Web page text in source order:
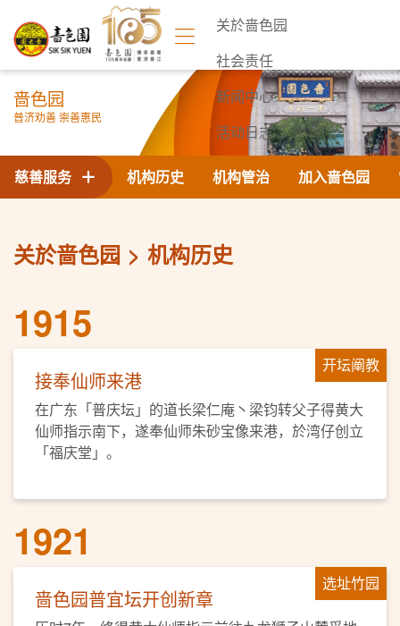
关於啬色园
社会责任
新闻中心
活动日志
联络我们
啬色园
普济劝善 崇善惠民
机构历史 机构管治 加入啬色园
慈善服务
关於啬色园 机构历史
1915
开坛阐教
接奉仙师来港
在广东「普庆坛」的道长梁仁庵丶梁钧转父子得黄大
仙师指示南下，遂奉仙师朱砂宝像来港，於湾仔创立
「福庆堂」。
1921
选址竹园
啬色园普宜坛开创新章